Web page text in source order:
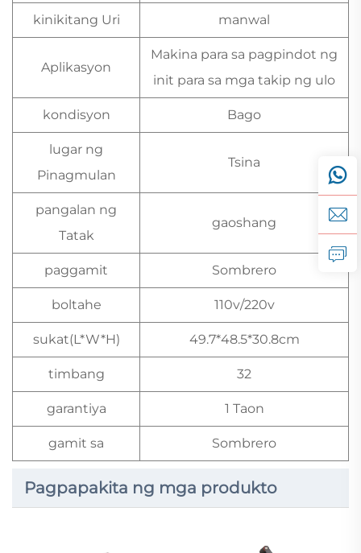
kinikitang Uri manwal
Aplikasyon
Makina para sa pagpindot ng
init para sa mga takip ng ulo
kondisyon Bago
lugar ng
Pinagmulan
Tsina
pangalan ng
Tatak
gaoshang
paggamit Sombrero
boltahe 110v/220v
sukat(L*W*H) 49.7*48.5*30.8cm
timbang 32
garantiya 1 Taon
gamit sa Sombrero
Pagpapakita ng mga produkto